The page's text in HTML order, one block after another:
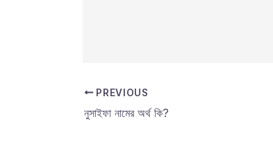
PREVIOUS
নুসাইফা নামের অর্থ কি?